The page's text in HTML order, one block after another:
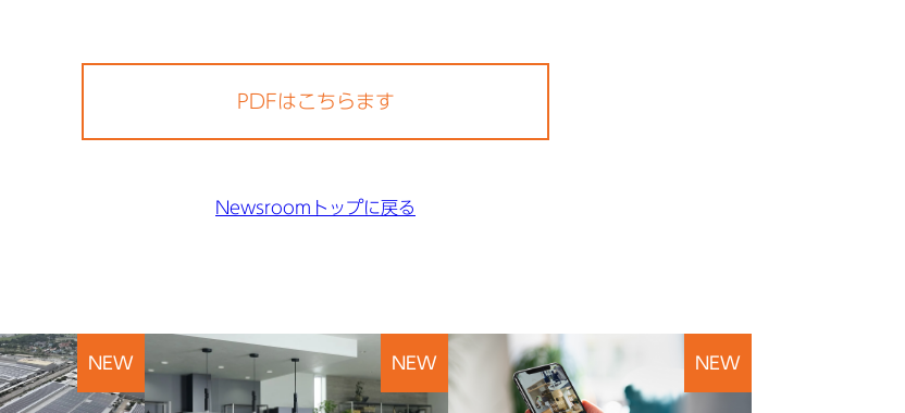
PDFはこちらます
Newsroomトップに戻る
NEW NEW NEW